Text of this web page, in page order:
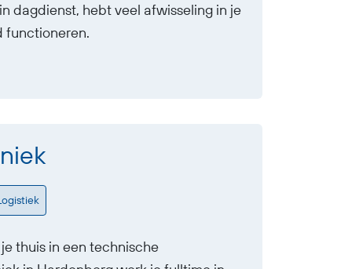
dagdienst, hebt veel afwisseling in je
functioneren.
thuis in een technische